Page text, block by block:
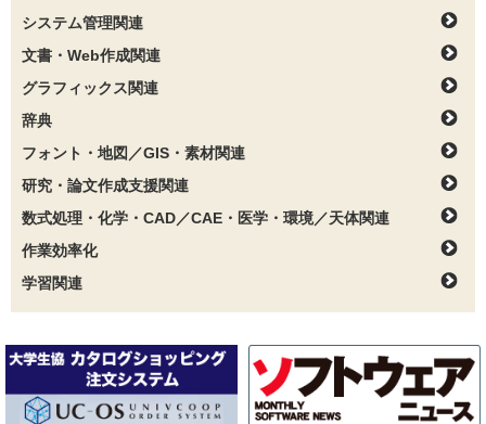
システム管理関連
文書・Web作成関連
グラフィックス関連
辞典
フォント・地図／GIS・素材関連
研究・論文作成支援関連
数式処理・化学・CAD／CAE・医学・環境／天体関連
作業効率化
学習関連